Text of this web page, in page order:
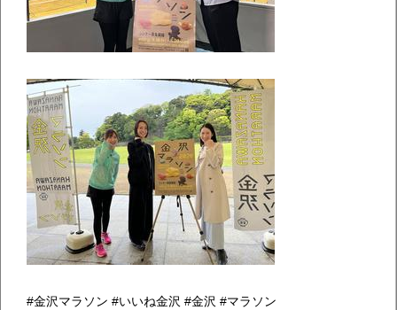
#金沢マラソン #いいね金沢 #金沢 #マラソン